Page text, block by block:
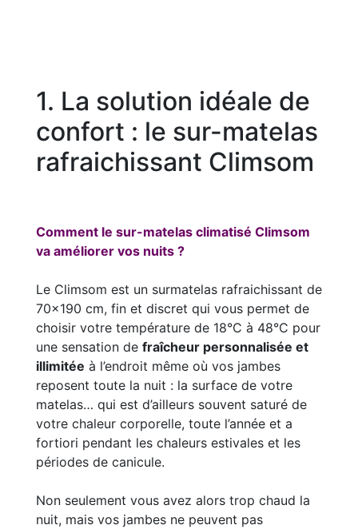
1. La solution idéale de
confort : le sur-matelas
rafraichissant Climsom
Comment le sur-matelas climatisé Climsom
va améliorer vos nuits ?
Le Climsom est un surmatelas rafraichissant de
70x190 cm, fin et discret qui vous permet de
choisir votre température de 18°C à 48°C pour
une sensation de fraîcheur personnalisée et
illimitée à l’endroit même où vos jambes
reposent toute la nuit : la surface de votre
matelas… qui est d’ailleurs souvent saturé de
votre chaleur corporelle, toute l’année et a
fortiori pendant les chaleurs estivales et les
périodes de canicule.
Non seulement vous avez alors trop chaud la
nuit, mais vos jambes ne peuvent pas